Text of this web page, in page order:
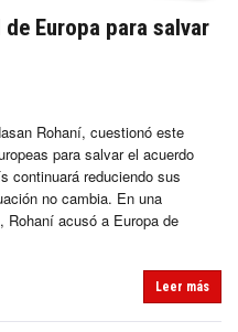
Europa para salvar
Rohaní, cuestionó este
para salvar el acuerdo
continuará reduciendo sus
no cambia. En una
Rohaní acusó a Europa de
Leer más